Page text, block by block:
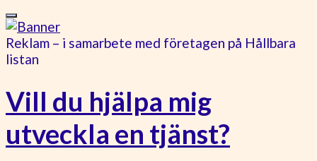
Reklam – i samarbete med företagen på Hållbara
listan
Vill du hjälpa mig
utveckla en tjänst?